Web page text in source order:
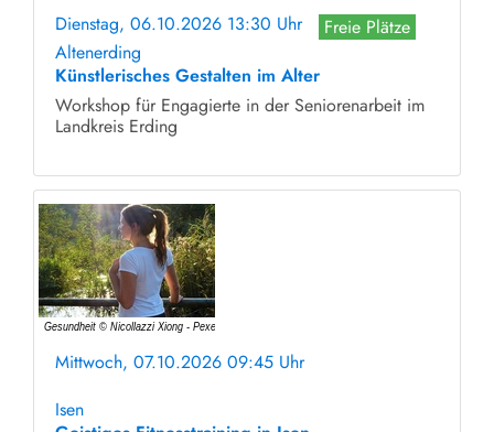
Dienstag, 06.10.2026 13:30 Uhr
Freie Plätze
Altenerding
Künstlerisches Gestalten im Alter
Workshop für Engagierte in der Seniorenarbeit im
Landkreis Erding
Mittwoch, 07.10.2026 09:45 Uhr
Isen